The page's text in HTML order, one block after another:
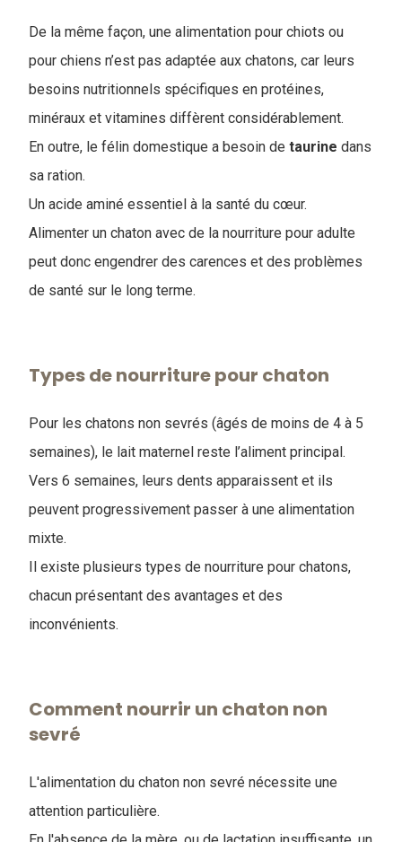
De la même façon, une alimentation pour chiots ou
pour chiens n’est pas adaptée aux chatons, car leurs
besoins nutritionnels spécifiques en protéines,
minéraux et vitamines diffèrent considérablement.
En outre, le félin domestique a besoin de taurine dans
sa ration.
Un acide aminé essentiel à la santé du cœur.
Alimenter un chaton avec de la nourriture pour adulte
peut donc engendrer des carences et des problèmes
de santé sur le long terme.
Types de nourriture pour chaton
Pour les chatons non sevrés (âgés de moins de 4 à 5
semaines), le lait maternel reste l’aliment principal.
Vers 6 semaines, leurs dents apparaissent et ils
peuvent progressivement passer à une alimentation
mixte.
Il existe plusieurs types de nourriture pour chatons,
chacun présentant des avantages et des
inconvénients.
Comment nourrir un chaton non
sevré
L'alimentation du chaton non sevré nécessite une
attention particulière.